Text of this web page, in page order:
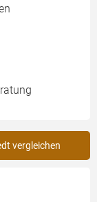
vergleichen